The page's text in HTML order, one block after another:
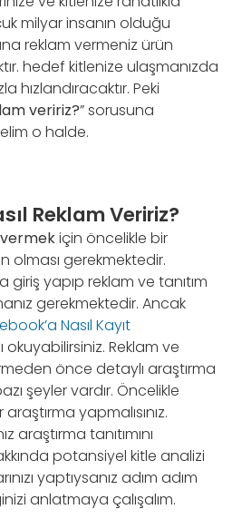
milyar insanın olduğu
reklam vermeniz ürün
hedef kitlenize ulaşmanızda
hızlandıracaktır. Peki
veririz?” sorusuna
o halde.
Reklam Veririz?
için öncelikle bir
olması gerekmektedir.
giriş yapıp reklam ve tanıtım
gerekmektedir. Ancak
Nasıl Kayıt
okuyabilirsiniz. Reklam ve
önce detaylı araştırma
şeyler vardır. Öncelikle
yapmalısınız.
araştırma tanıtımını
potansiyel kitle analizi
yaptıysanız adım adım
anlatmaya çalışalım.